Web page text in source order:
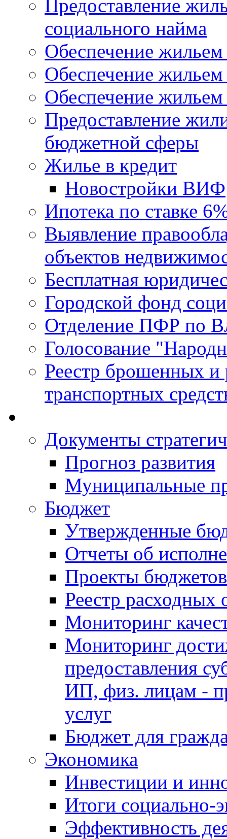
Предоставление
социального найма
Обеспечение
Обеспечение
Обеспечение жильем
Предоставление
бюджетной сферы
Жилье в кредит
Новостройки ВИФ
Ипотека по ставке
Выявление
объектов
Бесплатная
Городской фонд
Отделение ПФР по
Голосование
Реестр брошенных и
транспортных
Документы
Прогноз развития
Муниципальные
Бюджет
Утвержденные
Отчеты об
Проекты бюджетов
Реестр расходных
Мониторинг
Мониторинг
предоставления
ИП, физ. лицам -
услуг
Бюджет для
Экономика
Инвестиции и
Итоги социально-
Эффективность